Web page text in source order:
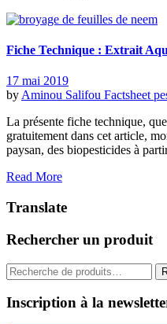
Fiche Technique : Extrait
17 mai 2019
by Aminou Salifou Factsheet
La présente fiche technique,
gratuitement dans cet article,
paysan, des biopesticides à
Read More
Translate
Rechercher un produit
Recherche
pour :
Inscription à la